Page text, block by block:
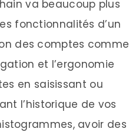
va beaucoup plus
fonctionnalités d’un
des comptes comme
et l’ergonomie
en saisissant ou
l’historique de vos
avoir des